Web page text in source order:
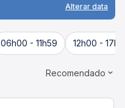
Alterar data
06h00 - 11h59 12h00 -
Recomendado